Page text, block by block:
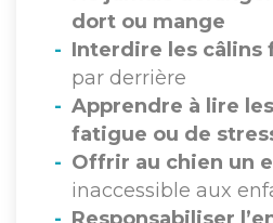
dort ou mange
Interdire les câlins
par derrière
Apprendre à lire
fatigue ou de
Offrir au chien un
inaccessible aux